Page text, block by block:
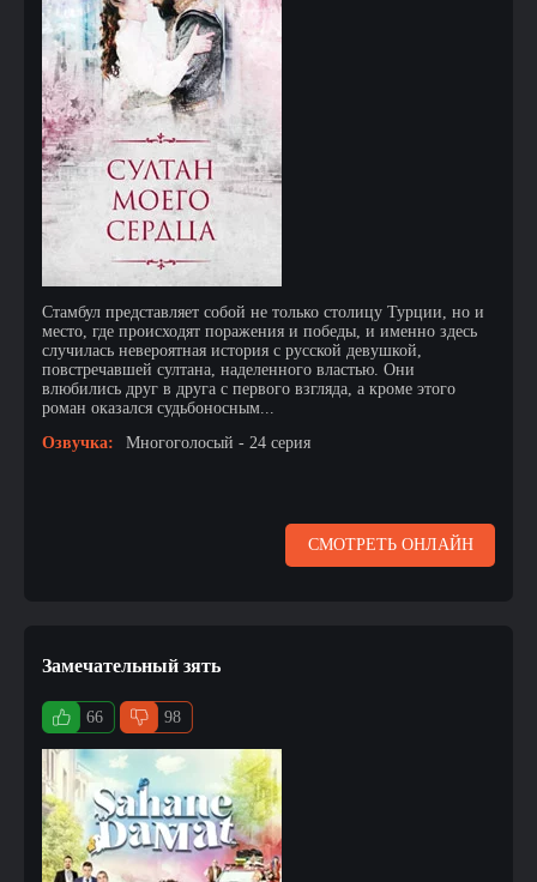
Стамбул представляет собой не только столицу Турции, но и
место, где происходят поражения и победы, и именно здесь
случилась невероятная история с русской девушкой,
повстречавшей султана, наделенного властью. Они
влюбились друг в друга с первого взгляда, а кроме этого
роман оказался судьбоносным...
Озвучка:
Многоголосый - 24 серия
СМОТРЕТЬ ОНЛАЙН
Замечательный зять
66 98